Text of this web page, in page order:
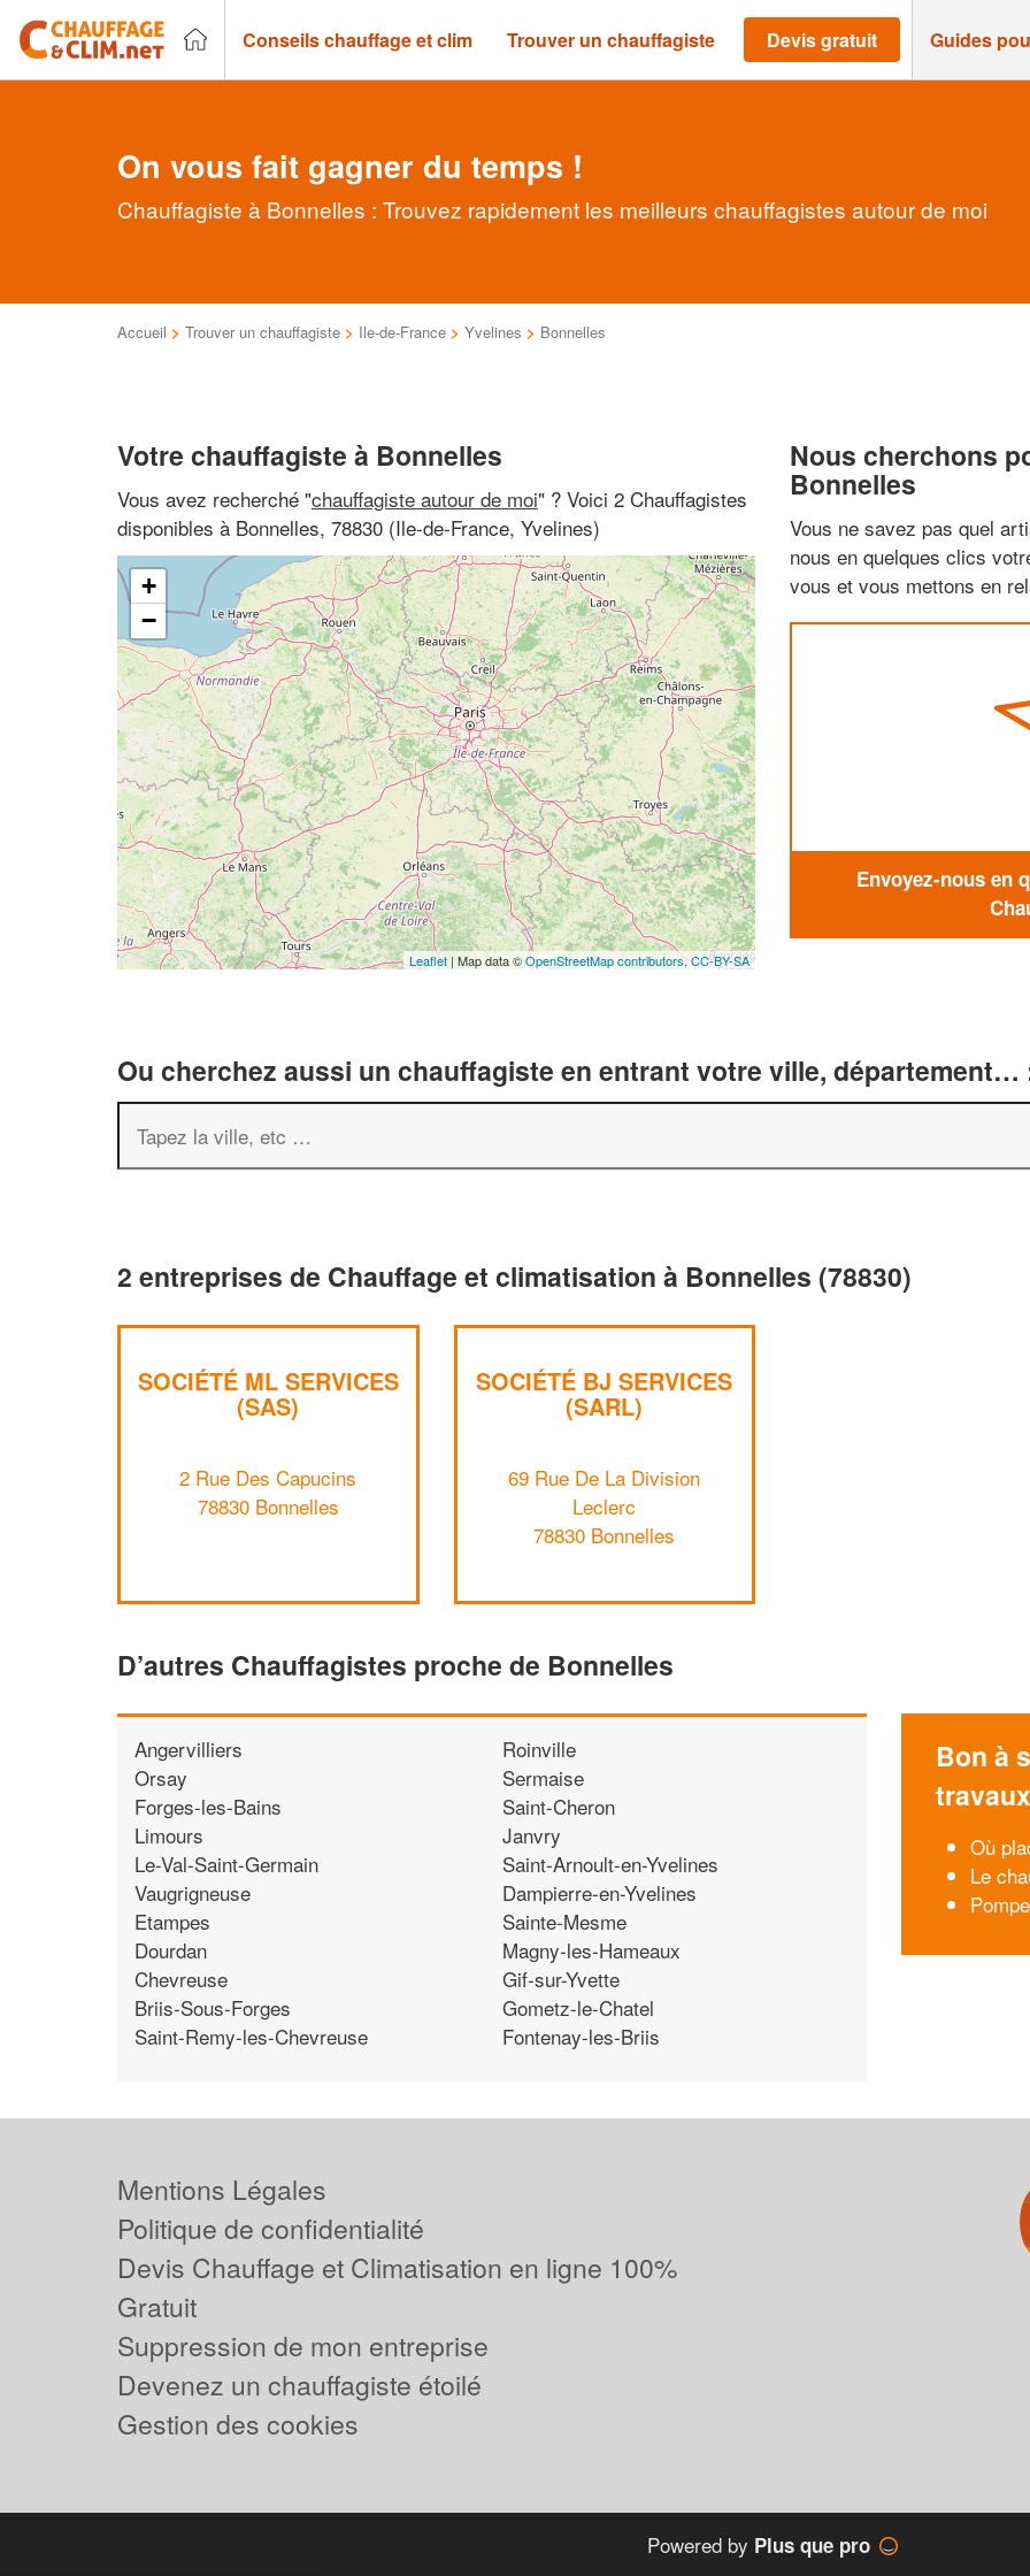
Conseils chauffage et clim Trouver un chauffagiste Devis gratuit Guides
On vous fait gagner du temps !
Chauffagiste à Bonnelles : Trouvez rapidement les meilleurs chauffagistes autour de moi
Accueil > Trouver un chauffagiste > Ile-de-France > Yvelines > Bonnelles
Votre chauffagiste à Bonnelles
Vous avez recherché "chauffagiste autour de moi" ? Voici 2 Chauffagistes
disponibles à Bonnelles, 78830 (Ile-de-France, Yvelines)
+
−
Leaflet | Map data ©OpenStreetMap contributors,CC-BY-SA
Nous cherchons
Bonnelles
Vous ne savez pas quel
nous en quelques clics
vous et vous mettons en
Envoyez-nous en
Ou cherchez aussi un chauffagiste en entrant votre ville, département…
2 entreprises de Chauffage et climatisation à Bonnelles (78830)
SOCIÉTÉ ML SERVICES
(SAS)
2 Rue Des Capucins
78830 Bonnelles
SOCIÉTÉ BJ SERVICES
(SARL)
69 Rue De La Division
Leclerc
78830 Bonnelles
D’autres Chauffagistes proche de Bonnelles
Angervilliers
Orsay
Forges-les-Bains
Limours
Le-Val-Saint-Germain
Vaugrigneuse
Etampes
Dourdan
Chevreuse
Briis-Sous-Forges
Saint-Remy-les-Chevreuse
Roinville
Sermaise
Saint-Cheron
Janvry
Saint-Arnoult-en-Yvelines
Dampierre-en-Yvelines
Sainte-Mesme
Magny-les-Hameaux
Gif-sur-Yvette
Gometz-le-Chatel
Fontenay-les-Briis
Bon à
travaux
Où
Le
Mentions Légales
Politique de confidentialité
Devis Chauffage et Climatisation en ligne 100%
Gratuit
Suppression de mon entreprise
Devenez un chauffagiste étoilé
Gestion des cookies
Powered by Plus que pro